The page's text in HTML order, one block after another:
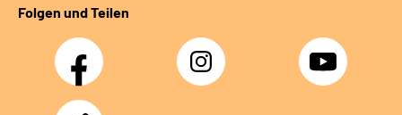
Folgen und Teilen
Facebook Instagram YouTube